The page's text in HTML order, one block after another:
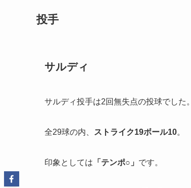
投手
サルディ
サルディ投手は2回無失点の投球でした。
全29球の内、 ストライク19ボール10。
印象としては 「テンポ○」 です。